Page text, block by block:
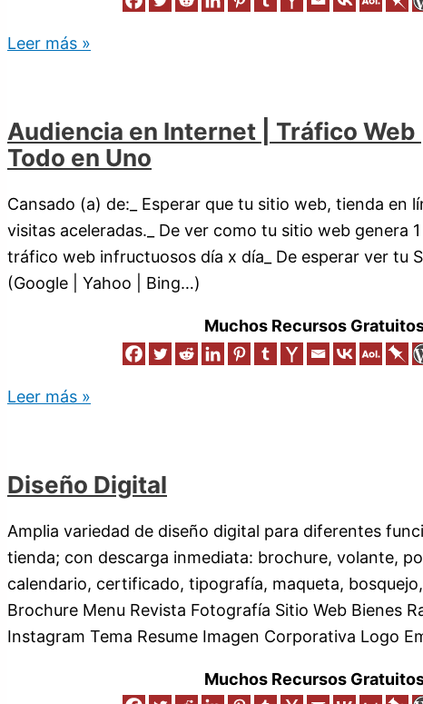
Leer más »
Audiencia en Internet | Tráfico Web
Todo en Uno
Cansado (a) de:_ Esperar que tu sitio web, tienda en
visitas aceleradas._ De ver como tu sitio web genera
tráfico web infructuosos día x día_ De esperar ver tu
(Google | Yahoo | Bing…)
Muchos Recursos
Leer más »
Diseño Digital
Amplia variedad de diseño digital para diferentes
tienda; con descarga inmediata: brochure, volante,
calendario, certificado, tipografía, maqueta,
Brochure Menu Revista Fotografía Sitio Web Bienes
Instagram Tema Resume Imagen Corporativa Logo
Muchos Recursos